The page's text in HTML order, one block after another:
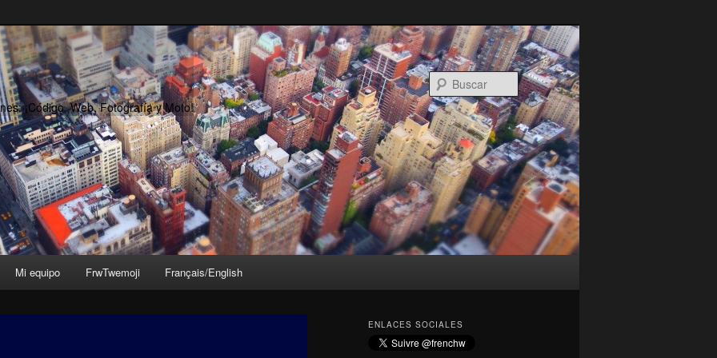
¡Código, Web, Fotografía y Moto!
Buscar
Mi equipo FrwTwemoji Français/English
ENLACES SOCIALES